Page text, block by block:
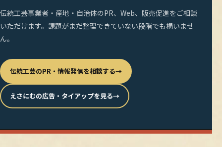
伝統工芸事業者・産地・自治体のPR、Web、販売促進をご相談
いただけます。課題がまだ整理できていない段階でも構いませ
ん。
伝統工芸のPR・情報発信を相談する→
えさにむの広告・タイアップを見る→